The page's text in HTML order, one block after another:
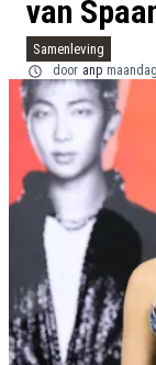
van
Samenleving
door anp